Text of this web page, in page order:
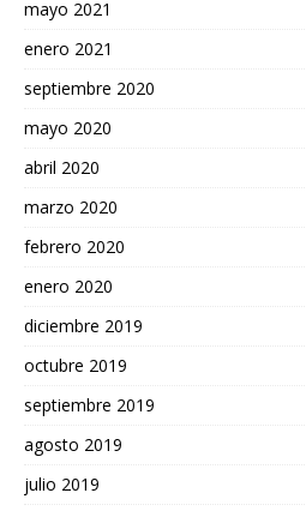
mayo 2021
enero 2021
septiembre 2020
mayo 2020
abril 2020
marzo 2020
febrero 2020
enero 2020
diciembre 2019
octubre 2019
septiembre 2019
agosto 2019
julio 2019